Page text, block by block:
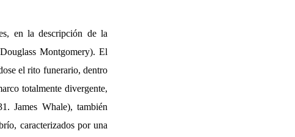
en la descripción de la
Montgomery). El
el rito funerario, dentro
totalmente divergente,
James Whale), también
caracterizados por una